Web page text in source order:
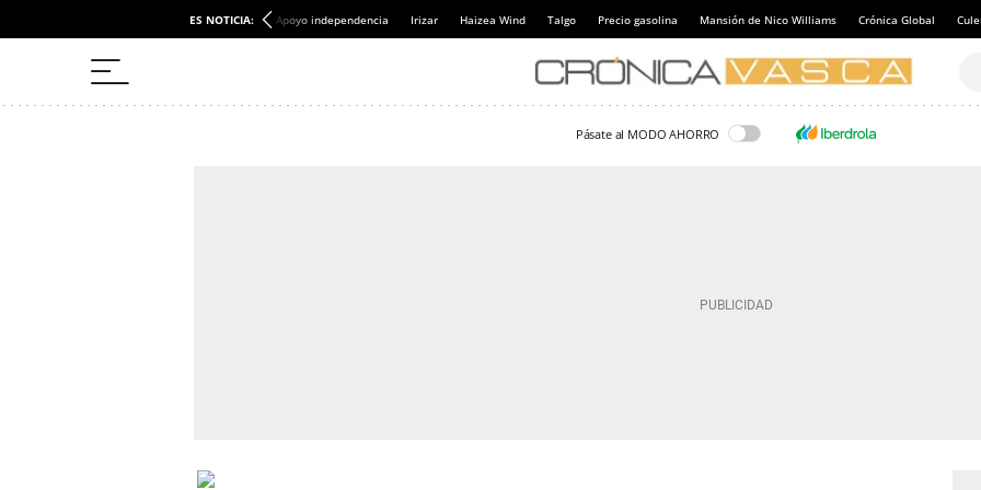
ES NOTICIA: Apoyo independencia Irizar Haizea Wind Talgo Precio gasolina Mansión de Nico Williams Crónica Global
Pásate al MODO AHORRO